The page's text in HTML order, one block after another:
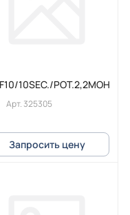
10SEC./POT.2,2MOHM
Арт.325305
Запросить цену